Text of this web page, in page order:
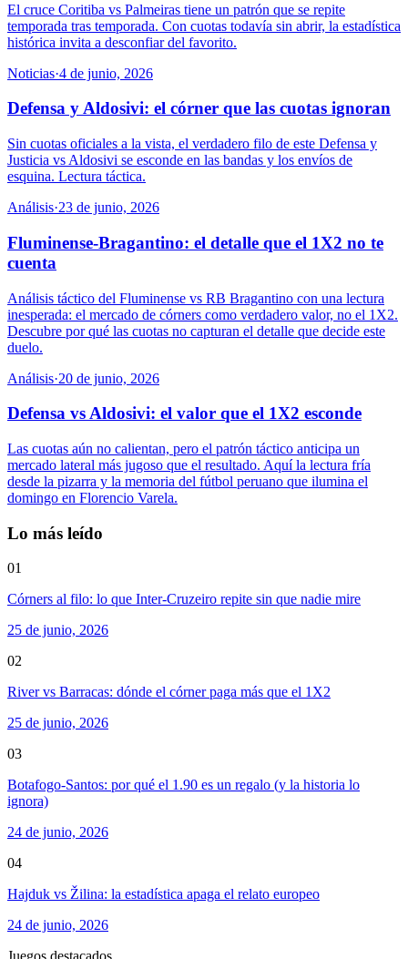
El cruce Coritiba vs Palmeiras tiene un patrón que se repite
temporada tras temporada. Con cuotas todavía sin abrir, la estadística
histórica invita a desconfiar del favorito.
Noticias·4 de junio, 2026
Defensa y Aldosivi: el córner que las cuotas ignoran
Sin cuotas oficiales a la vista, el verdadero filo de este Defensa y
Justicia vs Aldosivi se esconde en las bandas y los envíos de
esquina. Lectura táctica.
Análisis·23 de junio, 2026
Fluminense-Bragantino: el detalle que el 1X2 no te
cuenta
Análisis táctico del Fluminense vs RB Bragantino con una lectura
inesperada: el mercado de córners como verdadero valor, no el 1X2.
Descubre por qué las cuotas no capturan el detalle que decide este
duelo.
Análisis·20 de junio, 2026
Defensa vs Aldosivi: el valor que el 1X2 esconde
Las cuotas aún no calientan, pero el patrón táctico anticipa un
mercado lateral más jugoso que el resultado. Aquí la lectura fría
desde la pizarra y la memoria del fútbol peruano que ilumina el
domingo en Florencio Varela.
Lo más leído
01
Córners al filo: lo que Inter-Cruzeiro repite sin que nadie mire
25 de junio, 2026
02
River vs Barracas: dónde el córner paga más que el 1X2
25 de junio, 2026
03
Botafogo-Santos: por qué el 1.90 es un regalo (y la historia lo
ignora)
24 de junio, 2026
04
Hajduk vs Žilina: la estadística apaga el relato europeo
24 de junio, 2026